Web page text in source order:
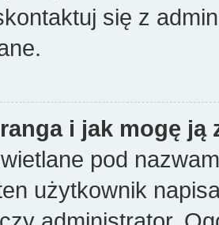
się z
i jak mogę ją
pod
użytkownik